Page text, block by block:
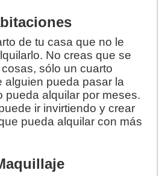
de tu casa que no le
No creas que se
sólo un cuarto
alguien pueda pasar la
pueda alquilar por meses.
ir invirtiendo y crear
pueda alquilar con más